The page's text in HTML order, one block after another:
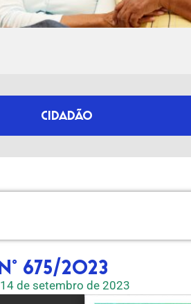
CIDADÃO
675/2023
14 de setembro de 2023